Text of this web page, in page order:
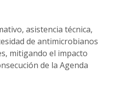
asistencia técnica,
de antimicrobianos
mitigando el impacto
de la Agenda